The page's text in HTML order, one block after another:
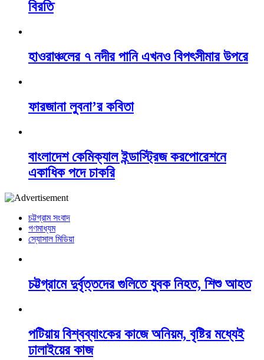
বিরতি
হাওরাঞ্চলের ৭ নদীর পানি এখনও বিপৎসীমার উপরে
ফারজানা লুবনা’র কবিতা
বাংলাদেশ কেমিক্যাল ইন্ডাস্ট্রিজ করপোরেশনে
একাধিক পদে চাকরি
চট্টগ্রাম সংবাদ
গণমাধ্যম
স্যোসাল মিডিয়া
চট্টগ্রামে দুর্বৃত্তদের গুলিতে যুবক নিহত, শিশু আহত
পটিয়ায় বিশ্বব্যাংকের কাজে অনিয়ম, বৃষ্টির মধ্যেই
ঢালাইয়ের কাজ